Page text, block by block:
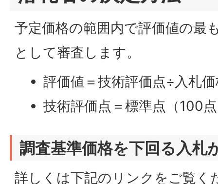
予定価格の範囲内で評価値の最
として審査します。
評価値＝技術評価点÷入札
技術評価点＝標準点（100
調査基準価格を下回る入札
詳しくは下記のリンクをご覧く